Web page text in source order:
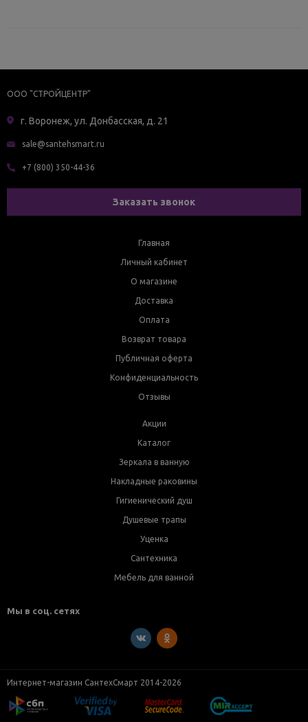
ООО "СТРОЙЦЕНТР"
г. Воронеж, ул. Донбасская, д. 21
sale@santehsmart.ru
+7 (800) 350-44-36
Заказать звонок
Главная
Личный кабинет
О магазине
Доставка
Оплата
Возврат товара
Публичная оферта
Конфиденциальность
Отзывы
Акции
Каталог
Зеркала в ванную
Накладные раковины
Гигиенический душ
Душевые трапы
Уценка
Сантехника
Мебель для ванной
Мы в соц. сетях
Интернет-магазин СантехСмарт 2014-2026